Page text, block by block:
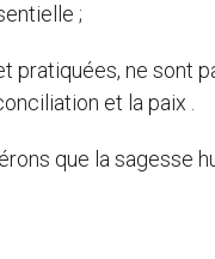
;
ne sont
et la paix .
que la sagesse